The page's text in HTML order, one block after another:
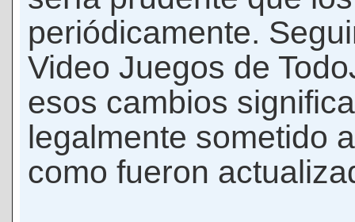
periódicamente.
Video Juegos de
esos cambios
legalmente sometido
como fueron